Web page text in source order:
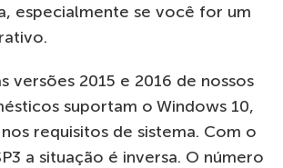
especialmente se você for um
versões 2015 e 2016 de nossos
suportam o Windows 10,
requisitos de sistema. Com o
a situação é inversa. O número